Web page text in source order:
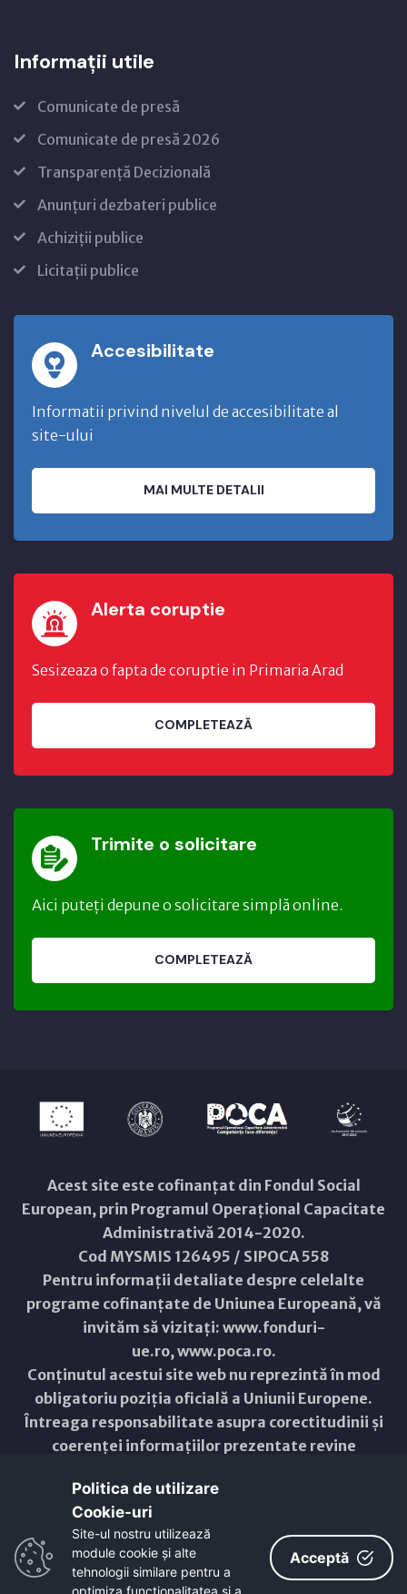
Informații utile
Comunicate de presă
Comunicate de presă 2026
Transparență Decizională
Anunțuri dezbateri publice
Achiziții publice
Licitații publice
Accesibilitate
Informatii privind nivelul de accesibilitate al
site-ului
MAI MULTE DETALII
Alerta coruptie
Sesizeaza o fapta de coruptie in Primaria Arad
COMPLETEAZĂ
Trimite o solicitare
Aici puteți depune o solicitare simplă online.
COMPLETEAZĂ
Acest site este cofinanțat din Fondul Social
European, prin Programul Operațional Capacitate
Administrativă 2014-2020.
Cod MYSMIS 126495 / SIPOCA 558
Pentru informații detaliate despre celelalte
programe cofinanțate de Uniunea Europeană, vă
invităm să vizitați: www.fonduri-
ue.ro,www.poca.ro.
Conținutul acestui site web nu reprezintă în mod
obligatoriu poziția oficială a Uniunii Europene.
Întreaga responsabilitate asupra corectitudinii și
coerenței informațiilor prezentate revine
Copyright © 2021 - 2026 -
ResponsiveVoice
Non-Commercial License
Politica de utilizare
Cookie-uri‎
Site-ul nostru utilizează
module cookie și alte
tehnologii similare pentru a
optimiza funcţionalitatea si a
Acceptă